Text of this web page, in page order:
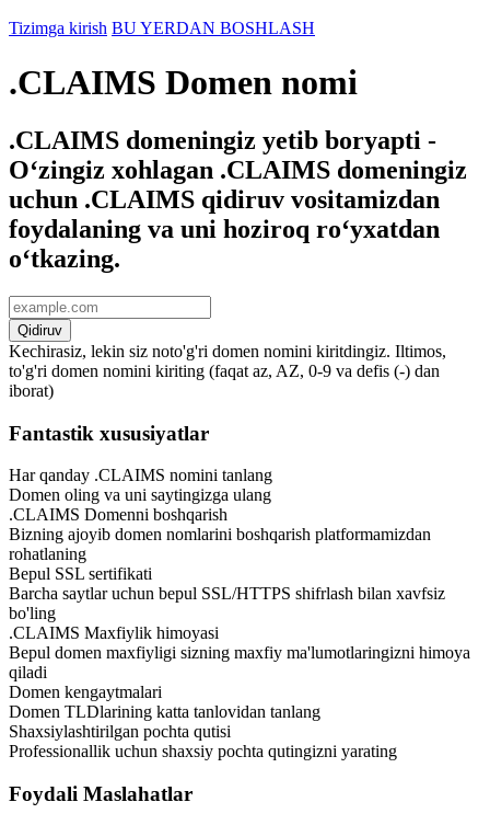
Tizimga kirish BU YERDAN BOSHLASH
.CLAIMS Domen nomi
.CLAIMS domeningiz yetib boryapti -
Oʻzingiz xohlagan .CLAIMS domeningiz
uchun .CLAIMS qidiruv vositamizdan
foydalaning va uni hoziroq roʻyxatdan
oʻtkazing.
Qidiruv
Kechirasiz, lekin siz noto'g'ri domen nomini kiritdingiz. Iltimos,
to'g'ri domen nomini kiriting (faqat az, AZ, 0-9 va defis (-) dan
iborat)
Fantastik xususiyatlar
Har qanday .CLAIMS nomini tanlang
Domen oling va uni saytingizga ulang
.CLAIMS Domenni boshqarish
Bizning ajoyib domen nomlarini boshqarish platformamizdan
rohatlaning
Bepul SSL sertifikati
Barcha saytlar uchun bepul SSL/HTTPS shifrlash bilan xavfsiz
bo'ling
.CLAIMS Maxfiylik himoyasi
Bepul domen maxfiyligi sizning maxfiy ma'lumotlaringizni himoya
qiladi
Domen kengaytmalari
Domen TLDlarining katta tanlovidan tanlang
Shaxsiylashtirilgan pochta qutisi
Professionallik uchun shaxsiy pochta qutingizni yarating
Foydali Maslahatlar